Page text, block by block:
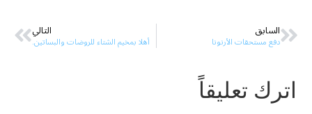
السابق
دفع مستحقات الأرنونا
التالي
أهلا بمخيم الشتاء للروضات والبساتين.
اترك تعليقاً